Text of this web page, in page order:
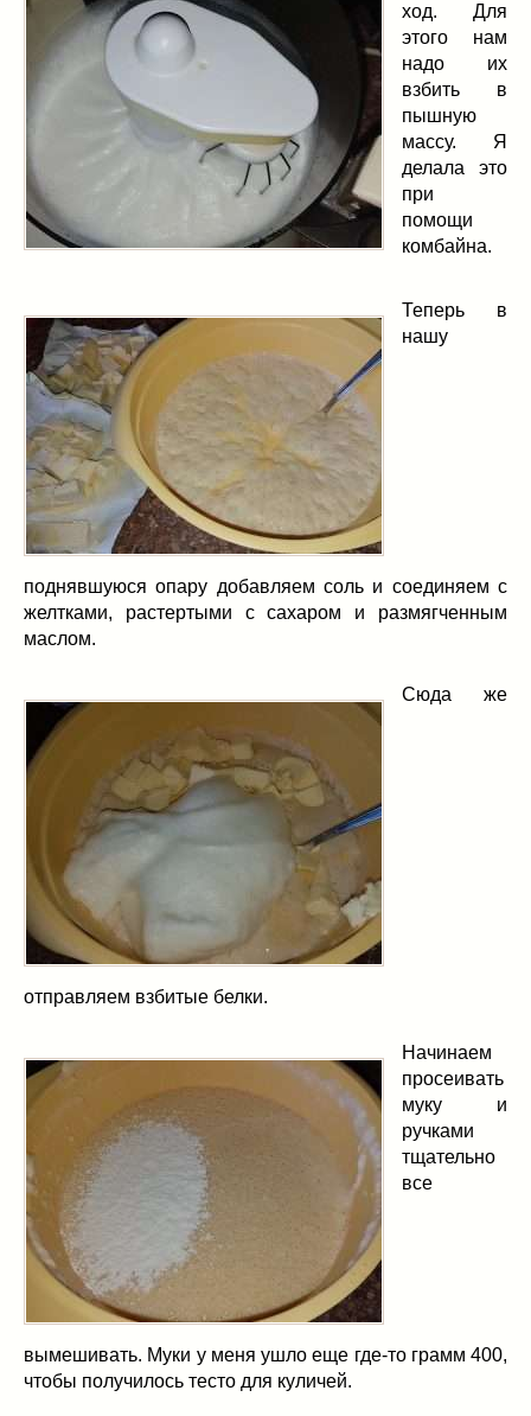
ход. Для
этого нам
надо их
взбить в
пышную
массу. Я
делала это
при
помощи
комбайна.
Теперь в
нашу
поднявшуюся опару добавляем соль и соединяем с
желтками, растертыми с сахаром и размягченным
маслом.
Сюда же
отправляем взбитые белки.
Начинаем
просеивать
муку и
ручками
тщательно
все
вымешивать. Муки у меня ушло еще где-то грамм 400,
чтобы получилось тесто для куличей.